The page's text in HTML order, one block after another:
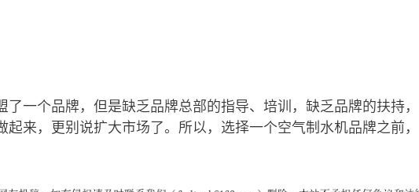
了一个品牌，但是缺乏品牌总部的指导、培训，缺乏品牌的扶持
起来，更别说扩大市场了。所以，选择一个空气制水机品牌之前